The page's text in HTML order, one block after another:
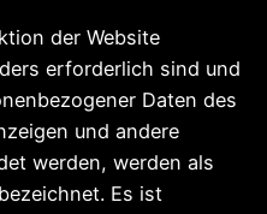
der Website
erforderlich sind und
Daten des
und andere
werden, werden als
Es ist